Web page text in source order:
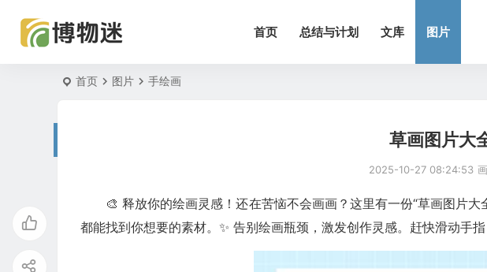
首页 总结与计划 文库 图片
首页 图片 手绘画
草画图片大
2025-10-27 08:24:53
🎨 释放你的绘画灵感！还在苦恼不会画画？这里有一份“草画图片
都能找到你想要的素材。✨ 告别绘画瓶颈，激发创作灵感。赶快滑动手